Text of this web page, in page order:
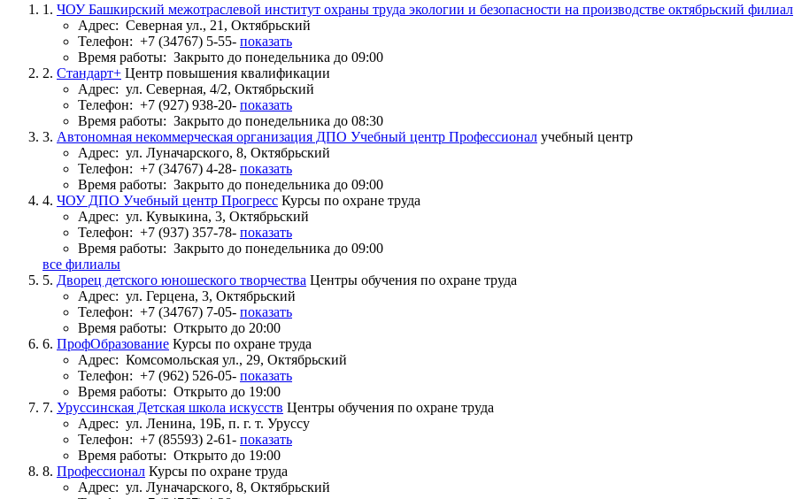
1. ЧОУ Башкирский межотраслевой институт охраны труда экологии и безопасности на производстве октябрьский филиал
Адрес: Северная ул., 21, Октябрьский
Телефон: +7 (34767) 5-55- показать
Время работы: Закрыто до понедельника до 09:00
2. Стандарт+ Центр повышения квалификации
Адрес: ул. Северная, 4/2, Октябрьский
Телефон: +7 (927) 938-20- показать
Время работы: Закрыто до понедельника до 08:30
3. Автономная некоммерческая организация ДПО Учебный центр Профессионал учебный центр
Адрес: ул. Луначарского, 8, Октябрьский
Телефон: +7 (34767) 4-28- показать
Время работы: Закрыто до понедельника до 09:00
4. ЧОУ ДПО Учебный центр Прогресс Курсы по охране труда
Адрес: ул. Кувыкина, 3, Октябрьский
Телефон: +7 (937) 357-78- показать
Время работы: Закрыто до понедельника до 09:00
все филиалы
5. Дворец детского юношеского творчества Центры обучения по охране труда
Адрес: ул. Герцена, 3, Октябрьский
Телефон: +7 (34767) 7-05- показать
Время работы: Открыто до 20:00
6. ПрофОбразование Курсы по охране труда
Адрес: Комсомольская ул., 29, Октябрьский
Телефон: +7 (962) 526-05- показать
Время работы: Открыто до 19:00
7. Уруссинская Детская школа искусств Центры обучения по охране труда
Адрес: ул. Ленина, 19Б, п. г. т. Уруссу
Телефон: +7 (85593) 2-61- показать
Время работы: Открыто до 19:00
8. Профессионал Курсы по охране труда
Адрес: ул. Луначарского, 8, Октябрьский